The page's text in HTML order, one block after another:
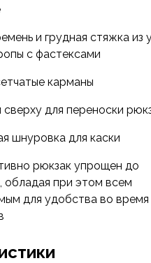
и грудная стяжка из
с фастексами
карманы
для переноски
шнуровка для каски
рюкзак упрощен до
обладая при этом всем
для удобства во время